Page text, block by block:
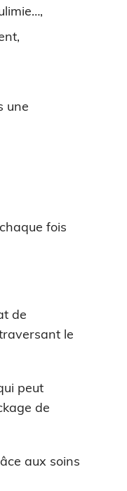
une
fois
de
le
peut
de
aux soins